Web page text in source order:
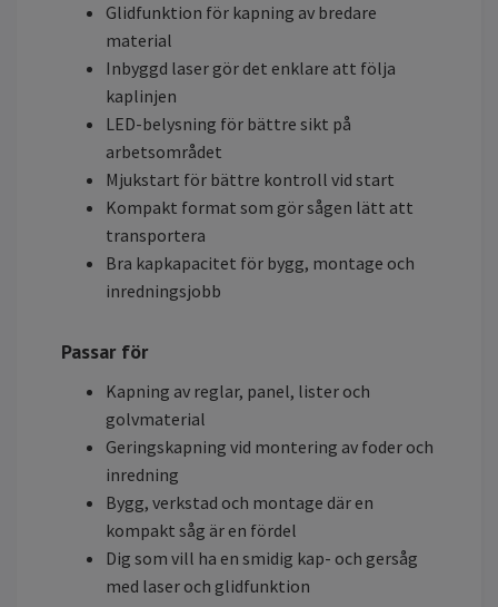
Glidfunktion för kapning av bredare
material
Inbyggd laser gör det enklare att följa
kaplinjen
LED-belysning för bättre sikt på
arbetsområdet
Mjukstart för bättre kontroll vid start
Kompakt format som gör sågen lätt att
transportera
Bra kapkapacitet för bygg, montage och
inredningsjobb
Passar för
Kapning av reglar, panel, lister och
golvmaterial
Geringskapning vid montering av foder och
inredning
Bygg, verkstad och montage där en
kompakt såg är en fördel
Dig som vill ha en smidig kap- och gersåg
med laser och glidfunktion